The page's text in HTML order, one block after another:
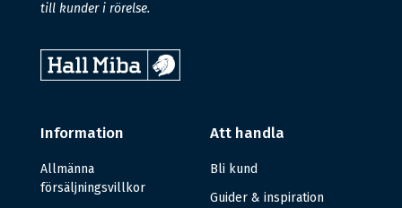
till kunder i rörelse.
Information
Allmänna
försäljningsvillkor
Att handla
Bli kund
Guider & inspiration